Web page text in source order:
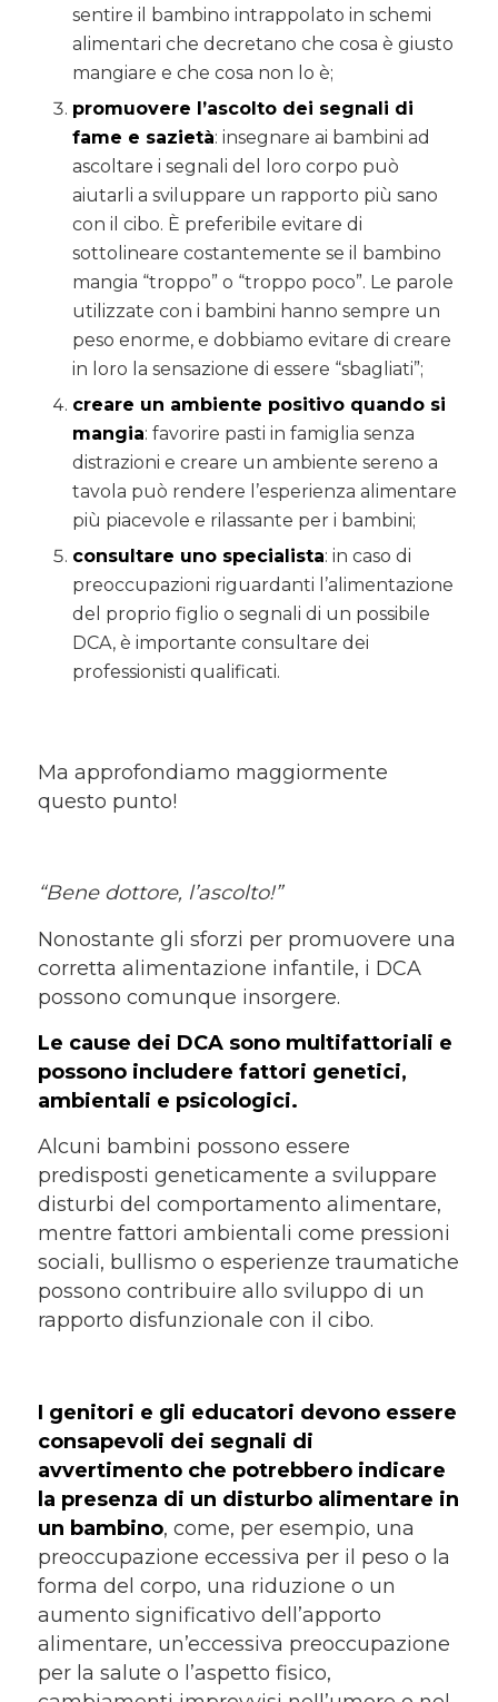
sentire il bambino intrappolato in schemi
alimentari che decretano che cosa è giusto
mangiare e che cosa non lo è;
promuovere l’ascolto dei segnali di
fame e sazietà: insegnare ai bambini ad
ascoltare i segnali del loro corpo può
aiutarli a sviluppare un rapporto più sano
con il cibo. È preferibile evitare di
sottolineare costantemente se il bambino
mangia “troppo” o “troppo poco”. Le parole
utilizzate con i bambini hanno sempre un
peso enorme, e dobbiamo evitare di creare
in loro la sensazione di essere “sbagliati”;
creare un ambiente positivo quando si
mangia: favorire pasti in famiglia senza
distrazioni e creare un ambiente sereno a
tavola può rendere l’esperienza alimentare
più piacevole e rilassante per i bambini;
consultare uno specialista: in caso di
preoccupazioni riguardanti l’alimentazione
del proprio figlio o segnali di un possibile
DCA, è importante consultare dei
professionisti qualificati.
Ma approfondiamo maggiormente
questo punto!
“Bene dottore, l’ascolto!”
Nonostante gli sforzi per promuovere una
corretta alimentazione infantile, i DCA
possono comunque insorgere.
Le cause dei DCA sono multifattoriali e
possono includere fattori genetici,
ambientali e psicologici.
Alcuni bambini possono essere
predisposti geneticamente a sviluppare
disturbi del comportamento alimentare,
mentre fattori ambientali come pressioni
sociali, bullismo o esperienze traumatiche
possono contribuire allo sviluppo di un
rapporto disfunzionale con il cibo.
I genitori e gli educatori devono essere
consapevoli dei segnali di
avvertimento che potrebbero indicare
la presenza di un disturbo alimentare in
un bambino, come, per esempio, una
preoccupazione eccessiva per il peso o la
forma del corpo, una riduzione o un
aumento significativo dell’apporto
alimentare, un’eccessiva preoccupazione
per la salute o l’aspetto fisico,